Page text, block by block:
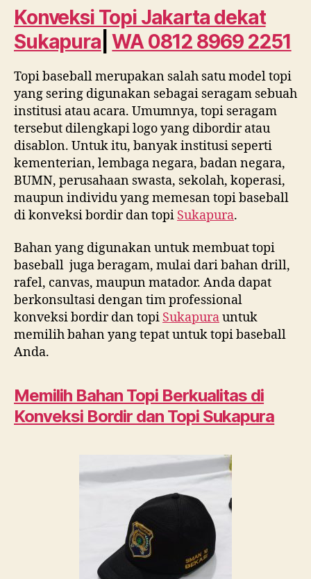
jakarta
dekat
Sukapura
|
0812
8969
2251
Konveksi Topi Jakarta dekat
Sukapura |WA 0812 8969 2251
Topi baseball merupakan salah satu model topi
yang sering digunakan sebagai seragam sebuah
institusi atau acara. Umumnya, topi seragam
tersebut dilengkapi logo yang dibordir atau
disablon. Untuk itu, banyak institusi seperti
kementerian, lembaga negara, badan negara,
BUMN, perusahaan swasta, sekolah, koperasi,
maupun individu yang memesan topi baseball
di konveksi bordir dan topi Sukapura.
Bahan yang digunakan untuk membuat topi
baseball juga beragam, mulai dari bahan drill,
rafel, canvas, maupun matador. Anda dapat
berkonsultasi dengan tim professional
konveksi bordir dan topi Sukapurauntuk
memilih bahan yang tepat untuk topi baseball
Anda.
Memilih Bahan Topi Berkualitas di
Konveksi Bordir dan Topi Sukapura